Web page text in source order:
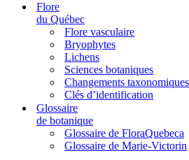
Flore
du Québec
Flore vasculaire
Bryophytes
Lichens
Sciences botaniques
Changements taxonomiques
Clés d’identification
Glossaire
de botanique
Glossaire de FloraQuebeca
Glossaire de Marie-Victorin